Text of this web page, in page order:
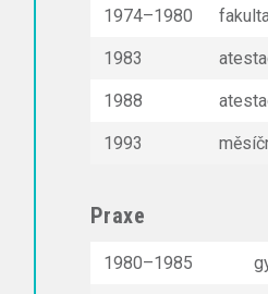
1974–1980
1983
1988
1993
Praxe
1980–1985